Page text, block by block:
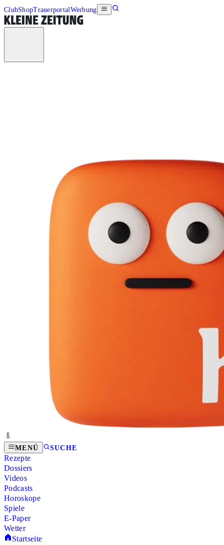
ClubShopTrauerportalWerbung
MENÜ SUCHE
Rezepte
Dossiers
Videos
Podcasts
Horoskope
Spiele
E-Paper
Wetter
Startseite